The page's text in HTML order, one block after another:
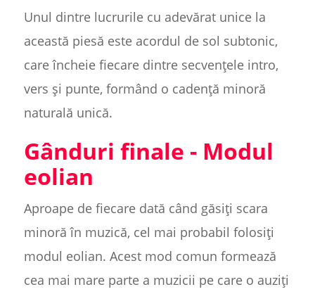
Unul dintre lucrurile cu adevărat unice la
această piesă este acordul de sol subtonic,
care încheie fiecare dintre secvențele intro,
vers și punte, formând o cadență minoră
naturală unică.
Gânduri finale - Modul
eolian
Aproape de fiecare dată când găsiți scara
minoră în muzică, cel mai probabil folosiți
modul eolian. Acest mod comun formează
cea mai mare parte a muzicii pe care o auziți